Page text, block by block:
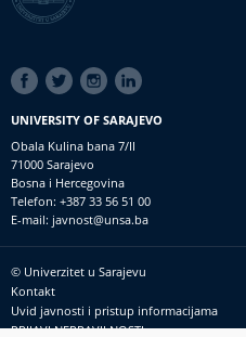
SOCIAL
LINKS
UNIVERSITY OF SARAJEVO
Obala Kulina bana 7/II
71000 Sarajevo
Bosna i Hercegovina
Telefon: +387 33 56 51 00
E-mail: javnost@unsa.ba
Footer
meni
© Univerzitet u Sarajevu
Kontakt
Uvid javnosti i pristup informacijama
PRIJAVI NEPRAVILNOSTI